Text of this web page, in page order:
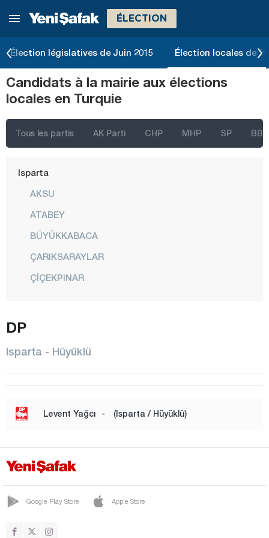
ÉLECTION
Élection législatives de Juin 2015 Élection locales de
Candidats à la mairie aux élections
locales en Turquie
Tous les partis AK Parti CHP MHP SP BBP
Eskişehir
Gümüşhane
Hakkari
Iğdır
Isparta
AKSU
ATABEY
BÜYÜKKABACA
ÇARIKSARAYLAR
ÇİÇEKPINAR
GÜNEYKENT
HÜYÜKLÜ
KEÇİBORLU
CENTRE
SARIİDRİS
SENİR
DP
Isparta - Hüyüklü
Levent Yağcı - (Isparta / Hüyüklü)
Google Play Store Apple Store